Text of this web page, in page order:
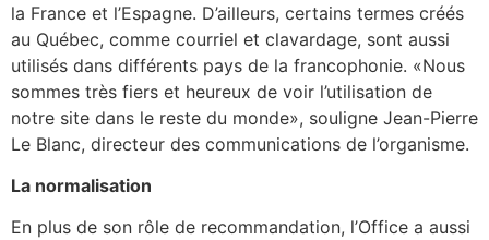
la France et l’Espagne. D’ailleurs, certains termes créés
au Québec, comme courriel et clavardage, sont aussi
utilisés dans différents pays de la francophonie. «Nous
sommes très fiers et heureux de voir l’utilisation de
notre site dans le reste du monde», souligne Jean-Pierre
Le Blanc, directeur des communications de l’organisme.
La normalisation
En plus de son rôle de recommandation, l’Office a aussi